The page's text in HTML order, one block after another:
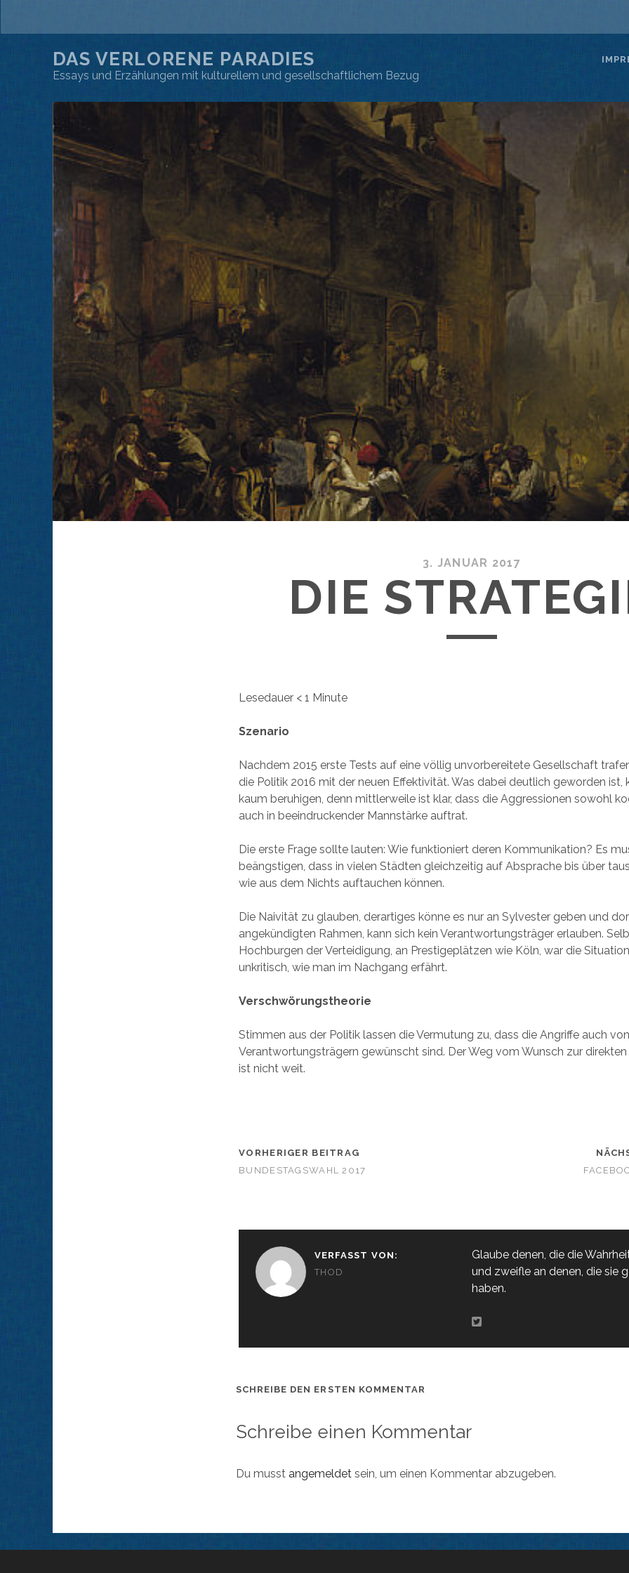
DAS VERLORENE PARADIES
Essays und Erzählungen mit kulturellem und gesellschaftlichem Bezug
3. JANUAR 2017
DIE
Lesedauer < 1 Minute
Szenario
Nachdem 2015 erste Tests auf eine völlig unvorbereitete Gesellschaft
die Politik 2016 mit der neuen Effektivität. Was dabei deutlich geworden ist,
kaum beruhigen, denn mittlerweile ist klar, dass die Aggressionen sowohl
auch in beeindruckender Mannstärke auftrat.
Die erste Frage sollte lauten: Wie funktioniert deren Kommunikation? Es
beängstigen, dass in vielen Städten gleichzeitig auf Absprache bis über
wie aus dem Nichts auftauchen können.
Die Naivität zu glauben, derartiges könne es nur an Sylvester geben und
angekündigten Rahmen, kann sich kein Verantwortungsträger erlauben.
Hochburgen der Verteidigung, an Prestigeplätzen wie Köln, war die
unkritisch, wie man im Nachgang erfährt.
Verschwörungstheorie
Stimmen aus der Politik lassen die Vermutung zu, dass die Angriffe auch
Verantwortungsträgern gewünscht sind. Der Weg vom Wunsch zur
ist nicht weit.
VORHERIGER BEITRAG
BUNDESTAGSWAHL 2017
VERFASST VON:
THOD
Glaube denen, die die
und zweifle an denen, die sie
haben.
SCHREIBE DEN ERSTEN KOMMENTAR
Schreibe einen Kommentar
Du musst angemeldetsein, um einen Kommentar abzugeben.